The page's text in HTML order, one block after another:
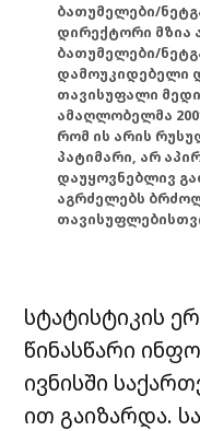
ბათუმელები/
დირექტორი მზია
ბათუმელები/
დამოუკიდებელი
თავისუფალი
ამაღლობელმა
რომ ის არის
პატიმარი, არ
დაუყოვნებლივ
აგრძელებს
სტატისტიკის
წინასწარი
ივნისში
ით გაიზარდა.